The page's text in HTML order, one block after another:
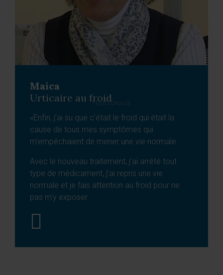
Maica
Urticaire au froid
«Enfin, j’ai su que c’était le froid qui était la
cause de tous mes symptômes qui
m’empêchaient de mener une vie normale.
Avec le nouveau traitement, j’ai arrêté tout
type de médicament, j’ai repris une vie
normale et je fais attention au froid pour ne
pas m’y exposer.
VOIR LE
TÉMOIGNAGE